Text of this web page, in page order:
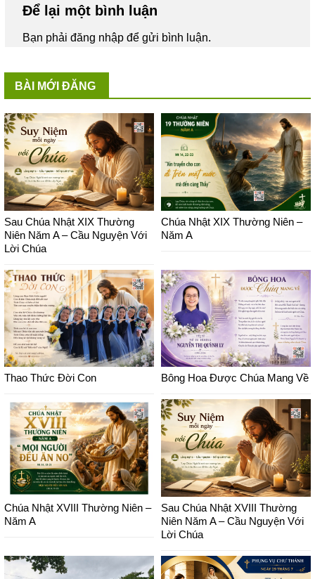
Để lại một bình luận
Bạn phảiđăng nhậpđể gửi bình luận.
BÀI MỚI ĐĂNG
Sau Chúa Nhật XIX Thường
Niên Năm A – Cầu Nguyện Với
Lời Chúa
Chúa Nhật XIX Thường Niên –
Năm A
Thao Thức Đời Con Bông Hoa Được Chúa Mang Về
Chúa Nhật XVIII Thường Niên –
Năm A
Sau Chúa Nhật XVIII Thường
Niên Năm A – Cầu Nguyện Với
Lời Chúa